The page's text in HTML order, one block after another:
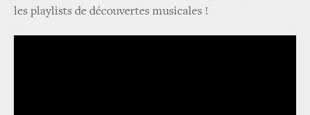
les playlists de découvertes musicales !